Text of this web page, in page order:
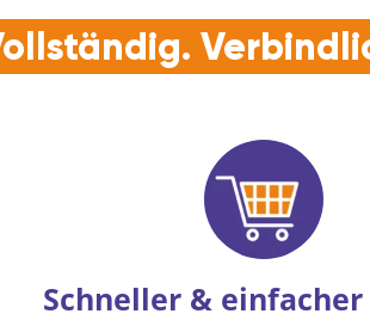
Schneller &